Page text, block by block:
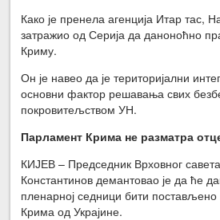
Како је пренела агенција Итар тас,
затражио од Серија да даноноћно
Криму.
Он је навео да је територијални
основни фактор решавања свих
покровитељством УН.
Парламент Крима не разматра
КИЈЕВ – Председник Врховног
Константинов демантовао је да ће
пленарној седници бити
Крима од Украјине.